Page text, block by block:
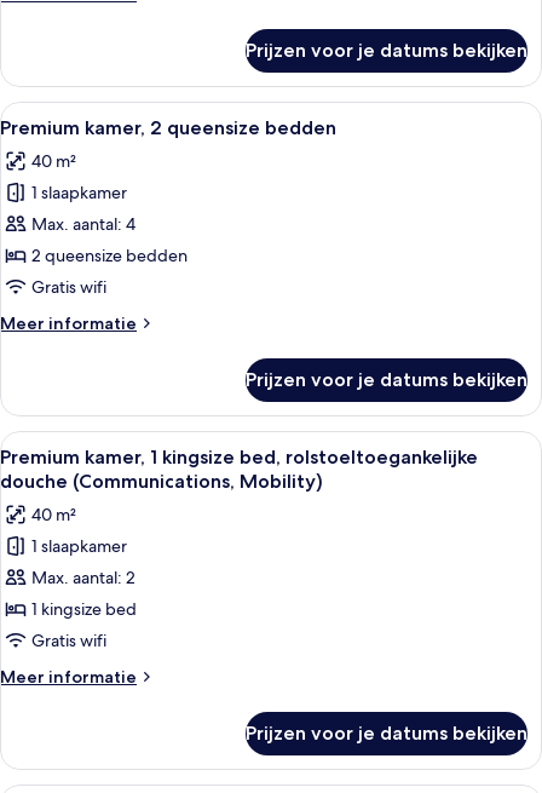
laden
kamer,
queensize
Prijzen voor je datums bekijken
Alle
foto's
voor
Premium
kamer,
2
queensize
laden
Een moderne badkamer met een
3
Premium kamer, 2 queensize bedden
40 m²
1 slaapkamer
Max. aantal: 4
2 queensize bedden
Gratis wifi
Meer informatie
Meer
kamer,
queensize
bedden
Prijzen voor je datums bekijken
Alle
foto's
voor
Premium
kamer,
1
kingsize
bed,
rolstoeltoegankelijke
douche
Mobility)
laden
Hotelkamer met een groot bed, een
3
Premium kamer, 1 kingsize bed, rolstoeltoegankelijke
douche (Communications, Mobility)
40 m²
1 slaapkamer
Max. aantal: 2
1 kingsize bed
Gratis wifi
Meer informatie
Meer
kamer,
Prijzen voor je datums bekijken